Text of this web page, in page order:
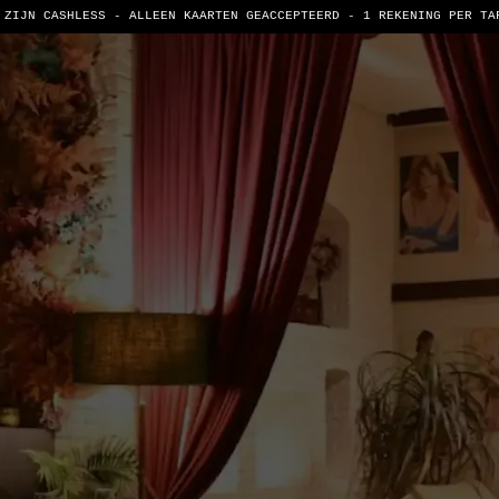
ZIJN CASHLESS - ALLEEN KAARTEN GEACCEPTEERD - 1 REKENING PER